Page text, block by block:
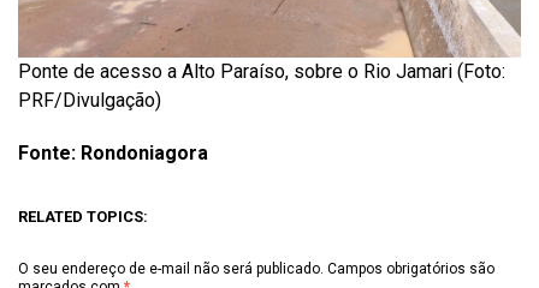
Ponte de acesso a Alto Paraíso, sobre o Rio Jamari (Foto:
PRF/Divulgação)
Fonte: Rondoniagora
RELATED TOPICS:
O seu endereço de e-mail não será publicado. Campos obrigatórios são